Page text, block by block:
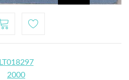
LT018297
2000